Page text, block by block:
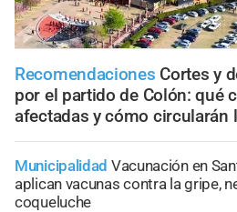
Recomendaciones Cortes y
por el partido de Colón: qué
afectadas y cómo circularán
Municipalidad Vacunación en
aplican vacunas contra la gripe,
coqueluche